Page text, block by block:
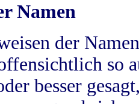
Namen
der
so
besser